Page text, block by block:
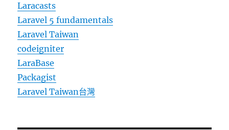
Laracasts
Laravel 5 fundamentals
Laravel Taiwan
codeigniter
LaraBase
Packagist
Laravel Taiwan台灣